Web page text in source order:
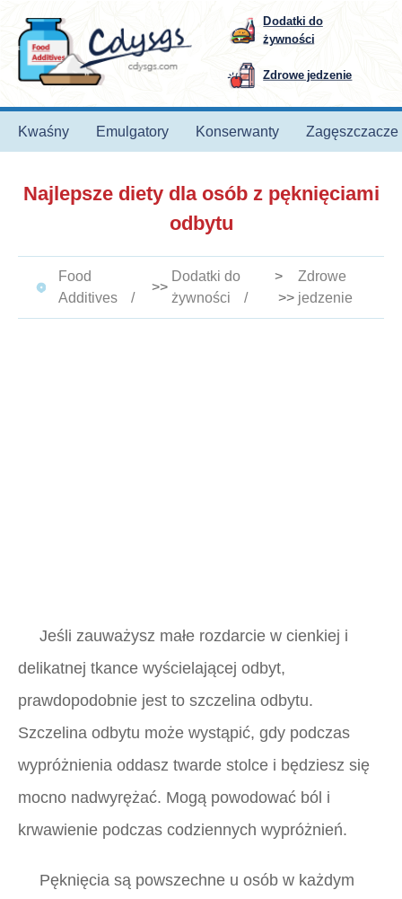
Dodatki do
żywności
Zdrowe jedzenie
Kwaśny Emulgatory Konserwanty Zagęszczacze
Najlepsze diety dla osób z pęknięciami
odbytu
Food
Additives
>>
Dodatki do
żywności
>
>>
Zdrowe
jedzenie
Jeśli zauważysz małe rozdarcie w cienkiej i
delikatnej tkance wyścielającej odbyt,
prawdopodobnie jest to szczelina odbytu.
Szczelina odbytu może wystąpić, gdy podczas
wypróżnienia oddasz twarde stolce i będziesz się
mocno nadwyrężać. Mogą powodować ból i
krwawienie podczas codziennych wypróżnień.
Pęknięcia są powszechne u osób w każdym